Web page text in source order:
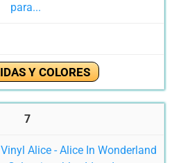
para...
Y COLORES
7